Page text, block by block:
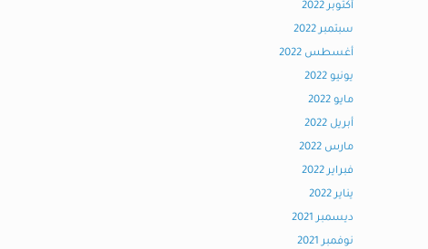
أكتوبر 2022
سبتمبر 2022
أغسطس 2022
يونيو 2022
مايو 2022
أبريل 2022
مارس 2022
فبراير 2022
يناير 2022
ديسمبر 2021
نوفمبر 2021